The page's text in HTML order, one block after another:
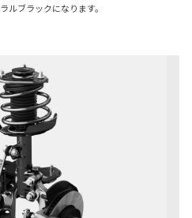
ルブラックになります。